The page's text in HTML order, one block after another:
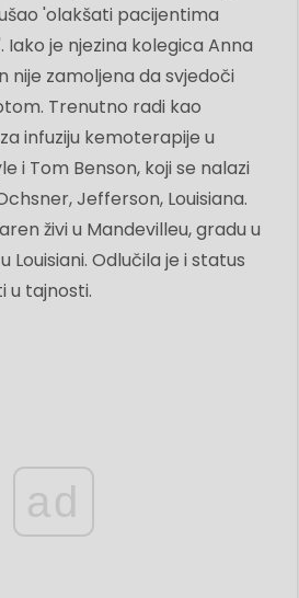
'olakšati pacijentima
Iako je njezina kolegica Anna
nije zamoljena da svjedoči
Trenutno radi kao
infuziju kemoterapije u
i Tom Benson, koji se nalazi
Jefferson, Louisiana.
živi u Mandevilleu, gradu u
Louisiani. Odlučila je i status
u tajnosti.
ad